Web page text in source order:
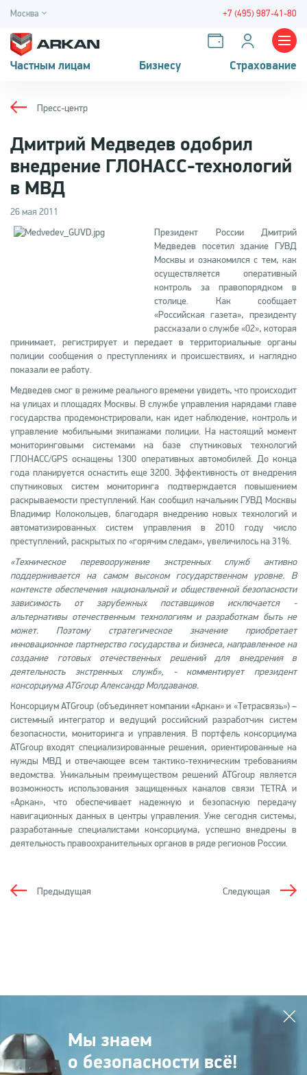
Москва +7 (495) 987-41-80
Частным лицам Бизнесу Страхование
Пресс-центр
Дмитрий Медведев одобрил
внедрение ГЛОНАСС-технологий
в МВД
26 мая 2011
Президент России Дмитрий
Медведев посетил здание ГУВД
Москвы и ознакомился с тем, как
осуществляется оперативный
контроль за правопорядком в
столице. Как сообщает
«Российская газета», президенту
рассказали о службе «02», которая
принимает, регистрирует и передает в территориальные органы
полиции сообщения о преступлениях и происшествиях, и наглядно
показали ее работу.
Медведев смог в режиме реального времени увидеть, что происходит
на улицах и площадях Москвы. В службе управления нарядами главе
государства продемонстрировали, как идет наблюдение, контроль и
управление мобильными экипажами полиции. На настоящий момент
мониторинговыми системами на базе спутниковых технологий
ГЛОНАСС/GPS оснащены 1300 оперативных автомобилей. До конца
года планируется оснастить еще 3200. Эффективность от внедрения
спутниковых систем мониторинга подтверждается повышением
раскрываемости преступлений. Как сообщил начальник ГУВД Москвы
Владимир Колокольцев, благодаря внедрению новых технологий и
автоматизированных систем управления в 2010 году число
преступлений, раскрытых по «горячим следам», увеличилось на 31%.
«Техническое перевооружение экстренных служб активно
поддерживается на самом высоком государственном уровне. В
контексте обеспечения национальной и общественной безопасности
зависимость от зарубежных поставщиков исключается -
альтернативы отечественным технологиям и разработкам быть не
может. Поэтому стратегическое значение приобретает
инновационное партнерство государства и бизнеса, направленное на
создание готовых отечественных решений для внедрения в
деятельность экстренных служб», - комментирует президент
консорциума ATGroup Александр Молдаванов.
Консорциум ATGroup (объединяет компании «Аркан» и «Тетрасвязь») –
системный интегратор и ведущий российский разработчик систем
безопасности, мониторинга и управления. В портфель консорциума
ATGroup входят специализированные решения, ориентированные на
нужды МВД и отвечающее всем тактико-техническим требованиям
ведомства. Уникальным преимуществом решений ATGroup является
возможность использования защищенных каналов связи TETRA и
«Аркан», что обеспечивает надежную и безопасную передачу
навигационных данных в центры управления. Уже сегодня системы,
разработанные специалистами консорциума, успешно внедрены в
деятельность правоохранительных органов в ряде регионов России.
Следующая
Предыдущая
Мы знаем
о безопасности всё!